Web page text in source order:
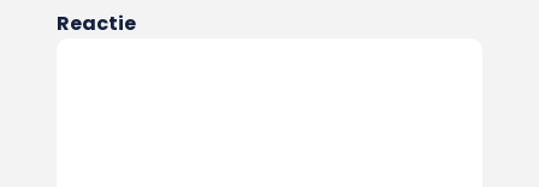
Reactie